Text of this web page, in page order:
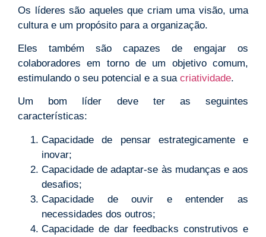
Os líderes são aqueles que criam uma visão, uma
cultura e um propósito para a organização.
Eles também são capazes de engajar os
colaboradores em torno de um objetivo comum,
estimulando o seu potencial e a sua criatividade.
Um bom líder deve ter as seguintes
características:
Capacidade de pensar estrategicamente e
inovar;
Capacidade de adaptar-se às mudanças e aos
desafios;
Capacidade de ouvir e entender as
necessidades dos outros;
Capacidade de dar feedbacks construtivos e